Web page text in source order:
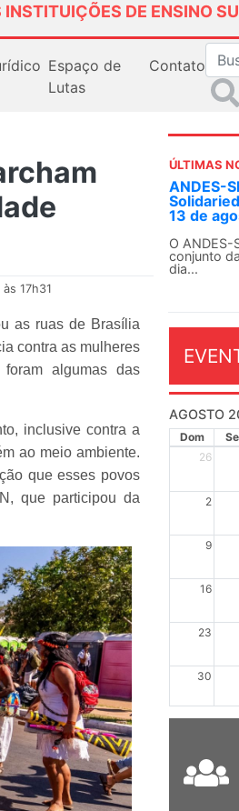
DE ENSINO
Espaço de
Lutas
Contato
17h31
as ruas de Brasília
contra as mulheres
algumas das
inclusive contra a
ao meio ambiente.
que esses povos
que participou da
ÚLTIMAS
ANDES-
13 de
O
conjunto
dia...
AGOSTO
Dom
26
2
9
16
23
30